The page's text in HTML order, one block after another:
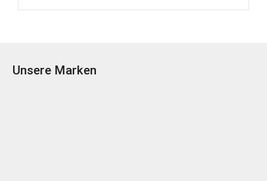
Unsere Marken